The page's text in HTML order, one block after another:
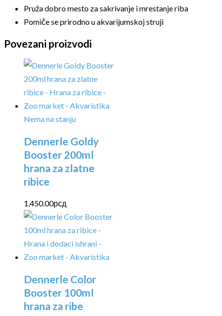
Pruža dobro mesto za sakrivanje i mrestanje riba
Pomiče se prirodno u akvarijumskoj struji
Povezani proizvodi
Nema na stanju
Dennerle Goldy
Booster 200ml
hrana za zlatne
ribice
1,450.00рсд
Dennerle Color
Booster 100ml
hrana za ribe